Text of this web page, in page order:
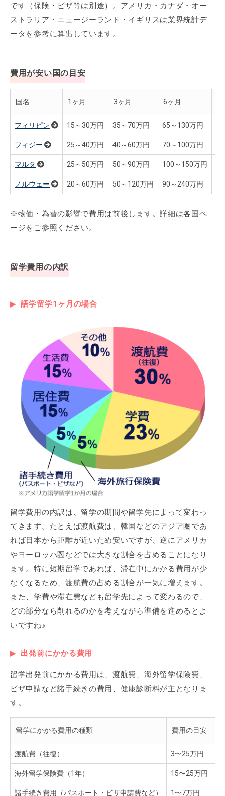
です（保険・ビザ等は別途）。アメリカ・カナダ・オー
ストラリア・ニュージーランド・イギリスは業界統計デ
ータを参考に算出しています。
費用が安い国の目安
国名 1ヶ月 3ヶ月 6ヶ月
フィリピン 15～30万円 35～70万円 65～130万円
フィジー 25～40万円 40～60万円 70～100万円
マルタ 25～50万円 50～90万円 100～150万円
ノルウェー 20～60万円 50～120万円 90～240万円
※物価・為替の影響で費用は前後します。詳細は各国ペ
ージをご参照ください。
留学費用の内訳
語学留学1ヶ月の場合
留学費用の内訳は、留学の期間や留学先によって変わっ
てきます。たとえば渡航費は、韓国などのアジア圏であ
れば日本から距離が近いため安いですが、逆にアメリカ
やヨーロッパ圏などでは大きな割合を占めることになり
ます。特に短期留学であれば、滞在中にかかる費用が少
なくなるため、渡航費の占める割合が一気に増えます。
また、学費や滞在費なども留学先によって変わるので、
どの部分なら削れるのかを考えながら準備を進めるとよ
いですね♪
出発前にかかる費用
留学出発前にかかる費用は、渡航費、海外留学保険費、
ビザ申請など諸手続きの費用、健康診断料が主となりま
す。
留学にかかる費用の種類 費用の目安
渡航費（往復） 3〜25万円
海外留学保険費（1年） 15〜25万円
諸手続き費用（パスポート・ビザ申請費など） 1〜7万円